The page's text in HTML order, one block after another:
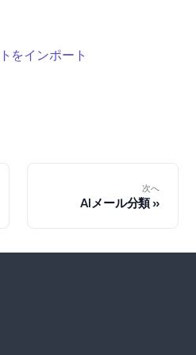
をインポート
次へ
AIメール分類